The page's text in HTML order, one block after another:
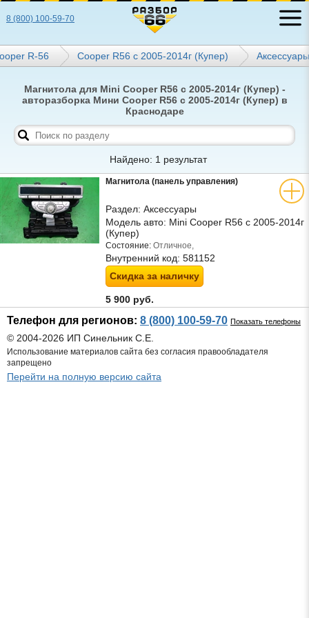
8 (800) 100-59-70
R-56 Cooper R56 с 2005-2014г (Купер) Аксессуары
Магнитола для Mini Cooper R56 с 2005-2014г (Купер) -
авторазборка Мини Cooper R56 с 2005-2014г (Купер) в
Краснодаре
Найдено: 1 результат
Магнитола (панель управления)
Раздел: Аксессуары
Модель авто: Mini Cooper R56 с 2005-2014г
(Купер)
Состояние: Отличное,
Внутренний код: 581152
Скидка за наличку
5 900 руб.
Телефон для регионов: 8 (800) 100-59-70 Показать телефоны
© 2004-2026 ИП Синельник С.Е.
Использование материалов сайта без согласия правообладателя
запрещено
Перейти на полную версию сайта